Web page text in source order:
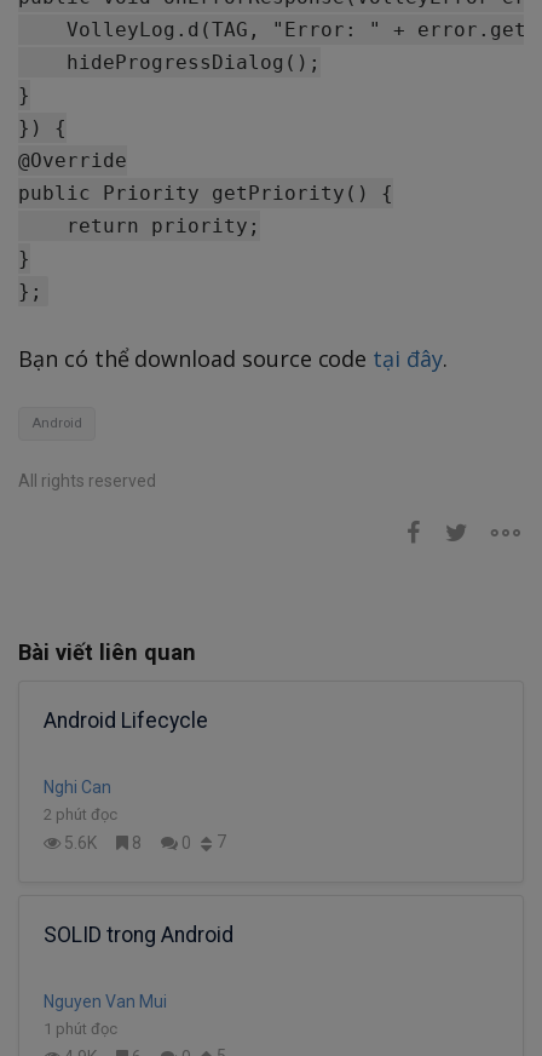
VolleyLog.d(TAG, "Error: " +
    hideProgressDialog();
}
}) {
@Override
public Priority getPriority() {
    return priority;
}
Bạn có thể download source code tại đây.
Android
All rights reserved
Bài viết liên quan
Android Lifecycle
Nghi Can
2 phút đọc
5.6K 8 0 7
SOLID trong Android
Nguyen Van Mui
1 phút đọc